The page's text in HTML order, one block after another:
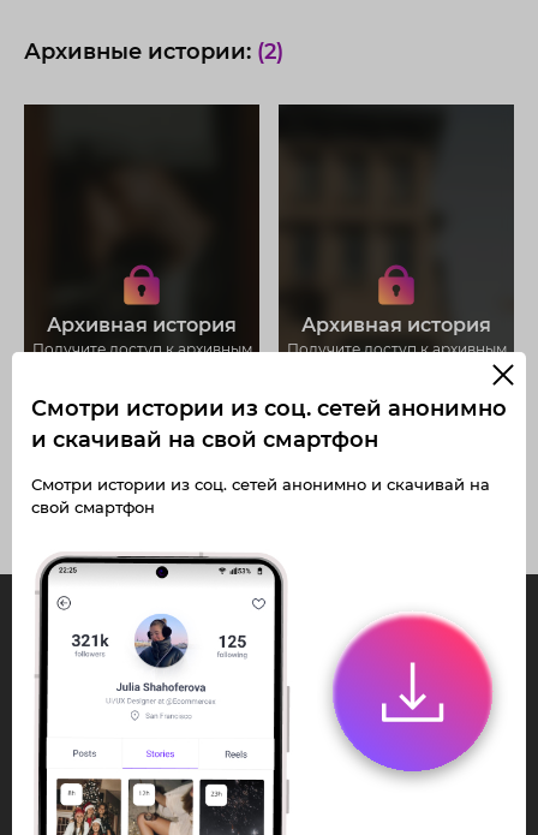
Архивные истории: (2)
Архивная история
Получите доступ к архивным
Получите доступ к архивным
историям korzh.dj
Не отвлекайтесь на рекламу
Загружайте истории без
ограничений
Архивная история
Получите доступ к архивным
Получите доступ к архивным
историям korzh.dj
Не отвлекайтесь на рекламу
Загружайте истории без
ограничений
InstaPie
Смотри Stories и
скачивай Reels без
ограничений!
Смотри истории из соц. сетей анонимно
и скачивай на свой смартфон
Смотри истории из соц. сетей анонимно и скачивай на
свой смартфон